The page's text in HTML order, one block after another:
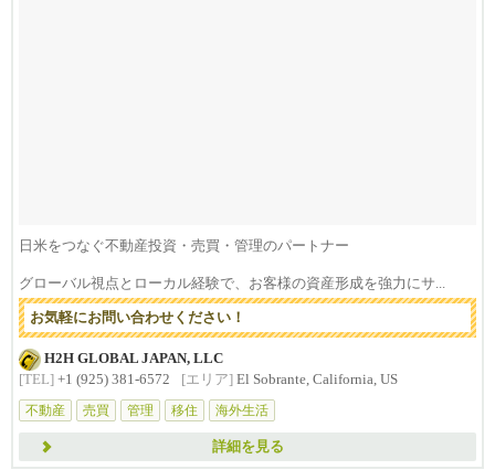
日米をつなぐ不動産投資・売買・管理のパートナー
グローバル視点とローカル経験で、お客様の資産形成を強力にサ...
お気軽にお問い合わせください！
H2H GLOBAL JAPAN, LLC
[TEL] +1 (925) 381-6572 [エリア] El Sobrante, California, US
不動産
売買 管理 移住 海外生活
詳細を見る